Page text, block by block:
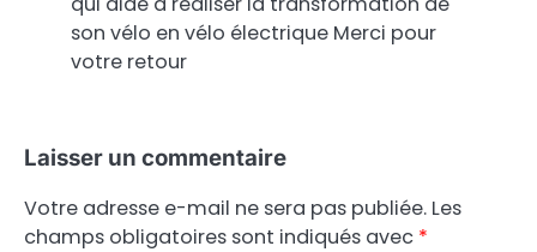
son vélo en vélo électrique Merci pour
votre retour
Laisser un commentaire
Votre adresse e-mail ne sera pas publiée. Les
champs obligatoires sont indiqués avec *